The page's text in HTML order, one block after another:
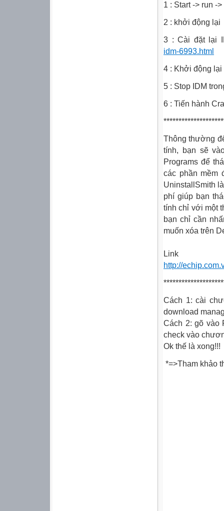
1 : Start -> run -
2 : khởi động lại
3 : Cài đặt lại
idm-6993.html
4 : Khởi động lại
5 : Stop IDM
6 : Tiến hành
Thông thường
tính, bạn sẽ
Programs để
các phần mềm
UninstallSmith
phí giúp bạn
tính chỉ với một
bạn chỉ cần
muốn xóa trên
Link
http://
Cách 1: cài
download
Cách 2: gõ vào
check vào
Ok thế là xong!!!
*=>Tham khảo